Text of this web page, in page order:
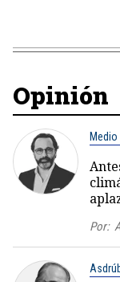
Opinión
Medio
Por: